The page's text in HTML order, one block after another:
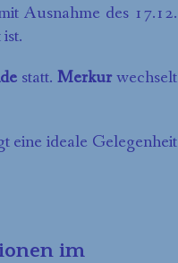
Ausnahme des 17.12.
statt. Merkurwechselt
eine ideale Gelegenheit
im